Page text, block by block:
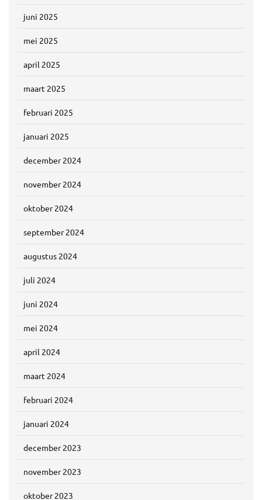
juni 2025
mei 2025
april 2025
maart 2025
februari 2025
januari 2025
december 2024
november 2024
oktober 2024
september 2024
augustus 2024
juli 2024
juni 2024
mei 2024
april 2024
maart 2024
februari 2024
januari 2024
december 2023
november 2023
oktober 2023